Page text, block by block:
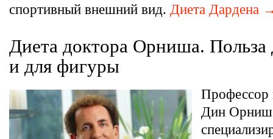
спортивный внешний вид. Диета Дардена
​Диета доктора Орниша. Польза
и для фигуры
Профессор
Дин Орниш